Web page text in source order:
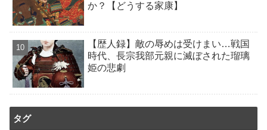
か？【どうする家康】
【歴人録】敵の辱めは受けまい…戦国
時代、長宗我部元親に滅ぼされた瑠璃
姫の悲劇
タグ